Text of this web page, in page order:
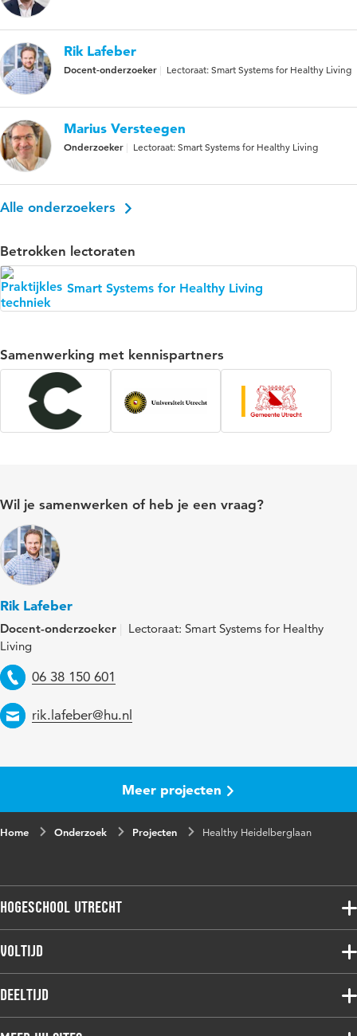
Rik Lafeber
Docent-onderzoeker Lectoraat: Smart Systems for Healthy Living
Marius Versteegen
Onderzoeker Lectoraat: Smart Systems for Healthy Living
Alle onderzoekers
Betrokken lectoraten
Smart Systems for Healthy Living
Samenwerking met kennispartners
Wil je samenwerken of heb je een vraag?
Rik Lafeber
Docent-onderzoeker
Lectoraat: Smart Systems for Healthy
Living
Telefoon
06 38 150 601
Email
rik.lafeber@hu.nl
Meer projecten
Home Onderzoek Projecten Healthy Heidelberglaan
Hogeschool Utrecht
Voltijdopleidingen
Deeltijdopleidingen
Onderzoek
Voltijd
Associate degree
Bachelor
Deeltijd
Associate degree